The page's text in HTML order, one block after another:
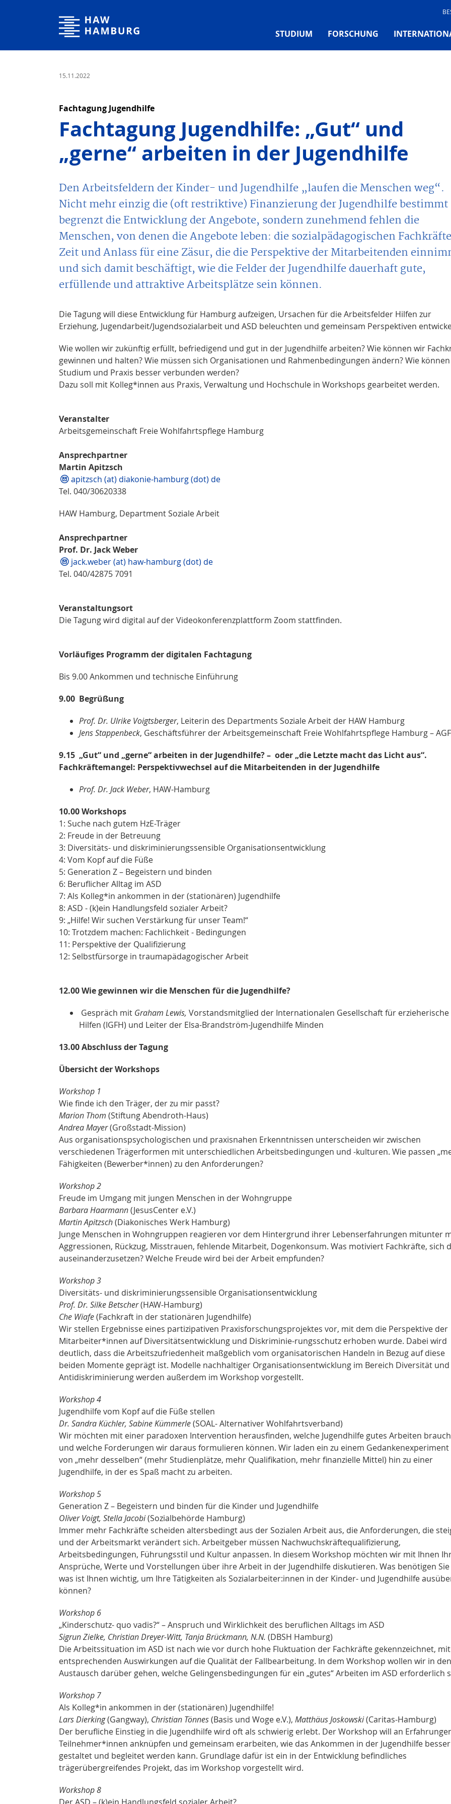
Hochschule für Angewandte Wissenschaften Hamburg
STUDIUM FORSCHUNG
15.11.2022
Fachtagung Jugendhilfe
Fachtagung Jugendhilfe: „Gut“ und
„gerne“ arbeiten in der Jugendhilfe
Den Arbeitsfeldern der Kinder- und Jugendhilfe „laufen die Menschen weg“.
Nicht mehr einzig die (oft restriktive) Finanzierung der Jugendhilfe
begrenzt die Entwicklung der Angebote, sondern zunehmend fehlen die
Menschen, von denen die Angebote leben: die sozialpädagogischen
Zeit und Anlass für eine Zäsur, die die Perspektive der Mitarbeitenden
und sich damit beschäftigt, wie die Felder der Jugendhilfe dauerhaft gute,
erfüllende und attraktive Arbeitsplätze sein können.
Die Tagung will diese Entwicklung für Hamburg aufzeigen, Ursachen für die Arbeitsfelder Hilfen zur
Erziehung, Jugendarbeit/Jugendsozialarbeit und ASD beleuchten und gemeinsam Perspektiven
Wie wollen wir zukünftig erfüllt, befriedigend und gut in der Jugendhilfe arbeiten? Wie können wir
gewinnen und halten? Wie müssen sich Organisationen und Rahmenbedingungen ändern? Wie können
Studium und Praxis besser verbunden werden?
Dazu soll mit Kolleg*innen aus Praxis, Verwaltung und Hochschule in Workshops gearbeitet werden.
Veranstalter
Arbeitsgemeinschaft Freie Wohlfahrtspflege Hamburg
Ansprechpartner
Martin Apitzsch
apitzsch (at) diakonie-hamburg (dot) de
Tel. 040/30620338
HAW Hamburg, Department Soziale Arbeit
Ansprechpartner
Prof. Dr. Jack Weber
jack.weber (at) haw-hamburg (dot) de
Tel. 040/42875 7091
Veranstaltungsort
Die Tagung wird digital auf der Videokonferenzplattform Zoom stattfinden.
Vorläufiges Programm der digitalen Fachtagung
Bis 9.00 Ankommen und technische Einführung
9.00 Begrüßung
Prof. Dr. Ulrike Voigtsberger, Leiterin des Departments Soziale Arbeit der HAW Hamburg
Jens Stappenbeck, Geschäftsführer der Arbeitsgemeinschaft Freie Wohlfahrtspflege Hamburg –
9.15 „Gut“ und „gerne“ arbeiten in der Jugendhilfe? – oder „die Letzte macht das Licht aus“.
Fachkräftemangel: Perspektivwechsel auf die Mitarbeitenden in der Jugendhilfe
Prof. Dr. Jack Weber, HAW-Hamburg
10.00 Workshops
1: Suche nach gutem HzE-Träger
2: Freude in der Betreuung
3: Diversitäts- und diskriminierungssensible Organisationsentwicklung
4: Vom Kopf auf die Füße
5: Generation Z – Begeistern und binden
6: Beruflicher Alltag im ASD
7: Als Kolleg*in ankommen in der (stationären) Jugendhilfe
8: ASD - (k)ein Handlungsfeld sozialer Arbeit?
9: „Hilfe! Wir suchen Verstärkung für unser Team!“
10: Trotzdem machen: Fachlichkeit - Bedingungen
11: Perspektive der Qualifizierung
12: Selbstfürsorge in traumapädagogischer Arbeit
12.00 Wie gewinnen wir die Menschen für die Jugendhilfe?
Gespräch mit Graham Lewis, Vorstandsmitglied der Internationalen Gesellschaft für erzieherische
Hilfen (IGFH) und Leiter der Elsa-Brandström-Jugendhilfe Minden
13.00 Abschluss der Tagung
Übersicht der Workshops
Workshop 1
Wie finde ich den Träger, der zu mir passt?
Marion Thom (Stiftung Abendroth-Haus)
Andrea Mayer(Großstadt-Mission)
Aus organisationspsychologischen und praxisnahen Erkenntnissen unterscheiden wir zwischen
verschiedenen Trägerformen mit unterschiedlichen Arbeitsbedingungen und -kulturen. Wie passen
Fähigkeiten (Bewerber*innen) zu den Anforderungen?
Workshop 2
Freude im Umgang mit jungen Menschen in der Wohngruppe
Barbara Haarmann(JesusCenter e.V.)
Martin Apitzsch(Diakonisches Werk Hamburg)
Junge Menschen in Wohngruppen reagieren vor dem Hintergrund ihrer Lebenserfahrungen mitunter
Aggressionen, Rückzug, Misstrauen, fehlende Mitarbeit, Dogenkonsum. Was motiviert Fachkräfte, sich
auseinanderzusetzen? Welche Freude wird bei der Arbeit empfunden?
Workshop 3
Diversitäts- und diskriminierungssensible Organisationsentwicklung
Prof. Dr. Silke Betscher(HAW-Hamburg)
Che Wiafe(Fachkraft in der stationären Jugendhilfe)
Wir stellen Ergebnisse eines partizipativen Praxisforschungsprojektes vor, mit dem die Perspektive der
Mitarbeiter*innen auf Diversitätsentwicklung und Diskriminie-rungsschutz erhoben wurde. Dabei wird
deutlich, dass die Arbeitszufriedenheit maßgeblich vom organisatorischen Handeln in Bezug auf diese
beiden Momente geprägt ist. Modelle nachhaltiger Organisationsentwicklung im Bereich Diversität und
Antidiskriminierung werden außerdem im Workshop vorgestellt.
Workshop 4
Jugendhilfe vom Kopf auf die Füße stellen
Dr. Sandra Küchler, Sabine Kümmerle(SOAL- Alternativer Wohlfahrtsverband)
Wir möchten mit einer paradoxen Intervention herausfinden, welche Jugendhilfe gutes Arbeiten
und welche Forderungen wir daraus formulieren können. Wir laden ein zu einem Gedankenexperiment
von „mehr desselben“ (mehr Studienplätze, mehr Qualifikation, mehr finanzielle Mittel) hin zu einer
Jugendhilfe, in der es Spaß macht zu arbeiten.
Workshop 5
Generation Z – Begeistern und binden für die Kinder und Jugendhilfe
Oliver Voigt, Stella Jacobi(Sozialbehörde Hamburg)
Immer mehr Fachkräfte scheiden altersbedingt aus der Sozialen Arbeit aus, die Anforderungen, die
und der Arbeitsmarkt verändert sich. Arbeitgeber müssen Nachwuchskräftequalifizierung,
Arbeitsbedingungen, Führungsstil und Kultur anpassen. In diesem Workshop möchten wir mit Ihnen
Ansprüche, Werte und Vorstellungen über ihre Arbeit in der Jugendhilfe diskutieren. Was benötigen
was ist Ihnen wichtig, um Ihre Tätigkeiten als Sozialarbeiter:innen in der Kinder- und Jugendhilfe
können?
Workshop 6
„Kinderschutz- quo vadis?“ – Anspruch und Wirklichkeit des beruflichen Alltags im ASD
Sigrun Zielke, Christian Dreyer-Witt, Tanja Brückmann, N.N. (DBSH Hamburg)
Die Arbeitssituation im ASD ist nach wie vor durch hohe Fluktuation der Fachkräfte gekennzeichnet, mit
entsprechenden Auswirkungen auf die Qualität der Fallbearbeitung. In dem Workshop wollen wir in den
Austausch darüber gehen, welche Gelingensbedingungen für ein „gutes“ Arbeiten im ASD erforderlich
Workshop 7
Als Kolleg*in ankommen in der (stationären) Jugendhilfe!
Lars Dierking(Gangway), Christian Tönnes(Basis und Woge e.V.), Matthäus Joskowski(Caritas-Hamburg)
Der berufliche Einstieg in die Jugendhilfe wird oft als schwierig erlebt. Der Workshop will an
Teilnehmer*innen anknüpfen und gemeinsam erarbeiten, wie das Ankommen in der Jugendhilfe besser
gestaltet und begleitet werden kann. Grundlage dafür ist ein in der Entwicklung befindliches
trägerübergreifendes Projekt, das im Workshop vorgestellt wird.
Workshop 8
Der ASD – (k)ein Handlungsfeld sozialer Arbeit?